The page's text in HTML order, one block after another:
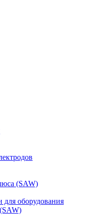
(SAW)
оборудования